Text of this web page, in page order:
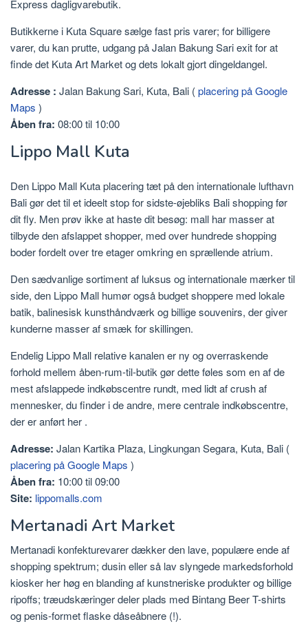
Express dagligvarebutik.
Butikkerne i Kuta Square sælge fast pris varer; for billigere
varer, du kan prutte, udgang på Jalan Bakung Sari exit for at
finde det Kuta Art Market og dets lokalt gjort dingeldangel.
Adresse : Jalan Bakung Sari, Kuta, Bali (placering på Google
Maps )
Åben fra: 08:00 til 10:00
Lippo Mall Kuta
Den Lippo Mall Kuta placering tæt på den internationale lufthavn
Bali gør det til et ideelt stop for sidste-øjebliks Bali shopping før
dit fly. Men prøv ikke at haste dit besøg: mall har masser at
tilbyde den afslappet shopper, med over hundrede shopping
boder fordelt over tre etager omkring en sprællende atrium.
Den sædvanlige sortiment af luksus og internationale mærker til
side, den Lippo Mall humør også budget shoppere med lokale
batik, balinesisk kunsthåndværk og billige souvenirs, der giver
kunderne masser af smæk for skillingen.
Endelig Lippo Mall relative kanalen er ny og overraskende
forhold mellem åben-rum-til-butik gør dette føles som en af ​​de
mest afslappede indkøbscentre rundt, med lidt af crush af
mennesker, du finder i de andre, mere centrale indkøbscentre,
der er anført her .
Adresse: Jalan Kartika Plaza, Lingkungan Segara, Kuta, Bali (
placering på Google Maps )
Åben fra: 10:00 til 09:00
Site: lippomalls.com
Mertanadi Art Market
Mertanadi konfekturevarer dækker den lave, populære ende af
shopping spektrum; dusin eller så lav slyngede markedsforhold
kiosker her høg en blanding af kunstneriske produkter og billige
ripoffs; træudskæringer deler plads med Bintang Beer T-shirts
og penis-formet flaske dåseåbnere (!).